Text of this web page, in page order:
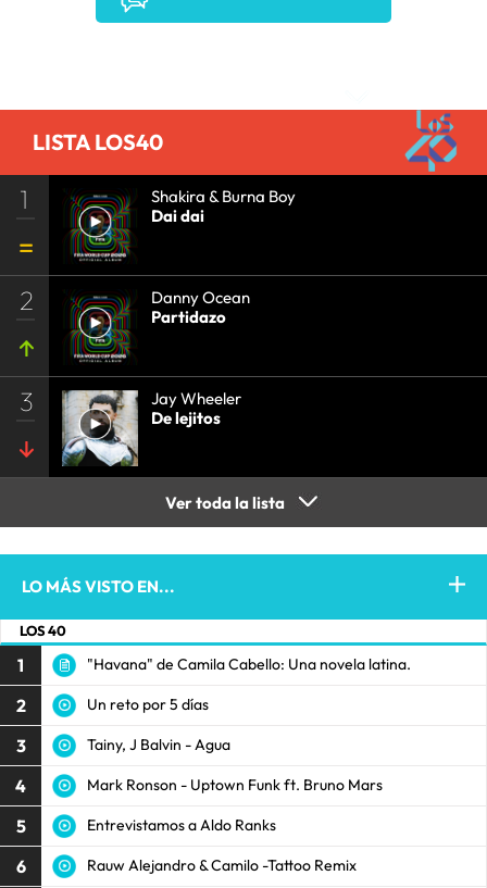
LISTA LOS40
1
Shakira & Burna Boy
Dai dai
2
Danny Ocean
Partidazo
3
Jay Wheeler
De lejitos
Ver toda la lista
LO MÁS VISTO EN...
LOS 40
1 "Havana" de Camila Cabello: Una novela latina.
2 Un reto por 5 días
3 Tainy, J Balvin - Agua
4 Mark Ronson - Uptown Funk ft. Bruno Mars
5 Entrevistamos a Aldo Ranks
6 Rauw Alejandro & Camilo -Tattoo Remix